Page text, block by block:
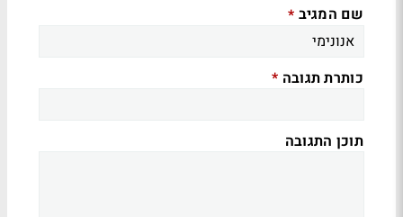
שם המגיב *
כותרת תגובה *
תוכן התגובה